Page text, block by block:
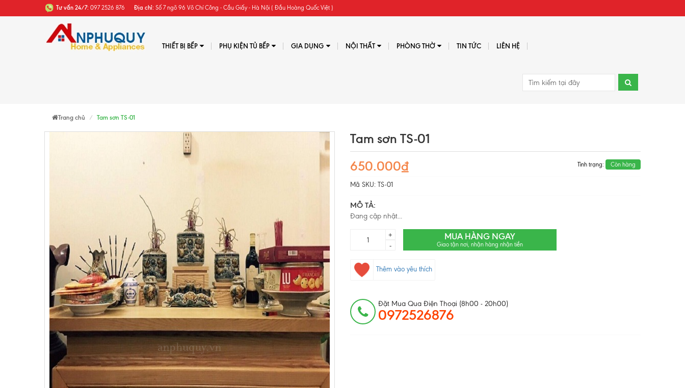
Tư vấn 24/7: 097 2526 876 Địa chỉ: Số 7 ngõ 96 Võ Chí Công - Cầu Giấy - Hà Nội ( Đầu Hoàng Quốc Việt )
THIẾT BỊ BẾP PHỤ KIỆN TỦ BẾP GIA DỤNG NỘI THẤT PHÒNG THỜ TIN TỨC LIÊN HỆ
Trang chủ Tam sơn TS-01
Tam sơn TS-01
650.000₫
Tình trạng: Còn hàng
Mã SKU: TS-01
MÔ TẢ:
Đang cập nhật...
+
-
MUA HÀNG NGAY
Giao tận nơi, nhận hàng nhận tiền
Thêm vào yêu thích
Đặt Mua Qua Điện Thoại (8h00 - 20h00)
0972526876